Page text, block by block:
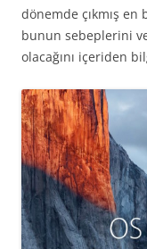
dönemde çıkmış en
bunun sebeplerini
olacağını içeriden